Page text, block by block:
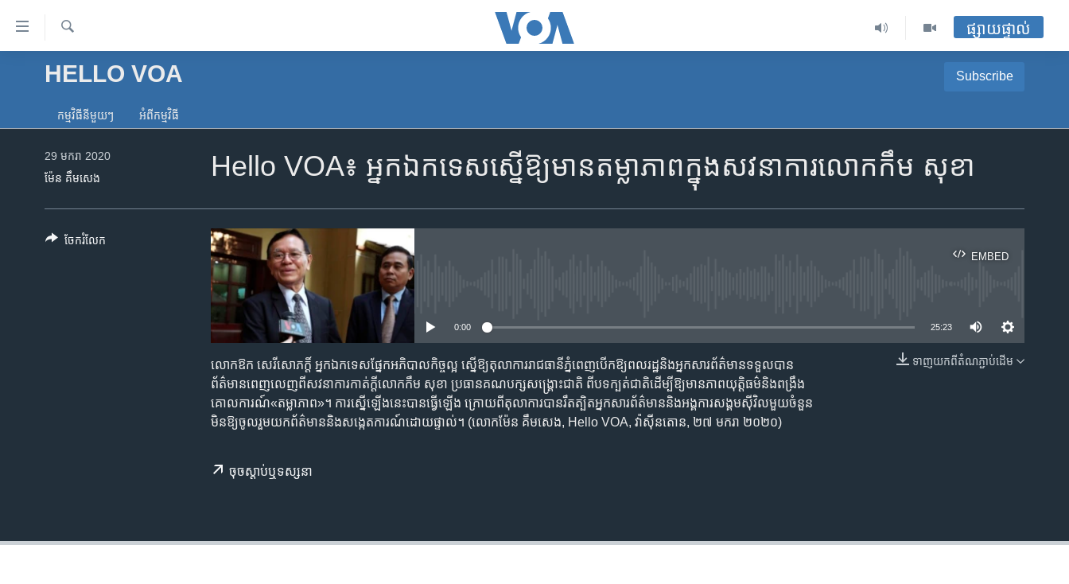
ទៅ​
គេហទំព័រ​
ទាក់ទង
និង​អាមេរិក
ហេឡូវីអូអេ
ព្រឹត្តិការណ៍ព័ត៌មាន
រក
ផ្សាយផ្ទាល់
HELLO VOA Subscribe
Apple Podcasts
ទទួល​​​សេវា​​​ Podcast
កម្មវិធី​នីមួយៗ អំពី​កម្មវិធី​
Hello VOA៖ អ្នក​ឯកទេស​ស្នើ​ឱ្យ​មាន​តម្លាភាព​ក្នុង​សវនាការ​លោក​កឹម សុខា
29 មករា 2020
ម៉ែន គឹមសេង
EMBED
EMBED
0:00 25:23
ទាញ​យក​ពី​តំណភ្ជាប់​ដើម
លោកឱក សេរីសោភក្តិ៍ អ្នកឯកទេស​ផ្នែក​អភិបាលកិច្ច​ល្អ ​ស្នើ​ឱ្យ​តុលាការ​រាជធានី​ភ្នំពេញ​បើក​ឱ្យ​ពលរដ្ឋ​និង​អ្នកសារព័ត៌មាន​ទទួល​បាន​
ព័ត៌មាន​ពេញលេញ​ពី​​សវនាការ​​កាត់​ក្តី​លោក​កឹម សុខា ​ប្រធាន​គណបក្ស​សង្គ្រោះជាតិ​ ពី​បទ​ក្បត់ជាតិ​ដើម្បី​ឱ្យ​មាន​ភាព​យុត្តិធម៌​​និង​ពង្រឹង​
គោលការណ៍​«តម្លាភាព‍»។ ការ​ស្នើ​ឡើង​នេះ​បាន​ធ្វើឡើង ក្រោយពី​តុលាការ​បាន​រឹតត្បិត​អ្នក​សារព័ត៌មាន​និង​អង្គការ​សង្គម​ស៊ីវិល​មួយ​ចំនួន ​
មិន​ឱ្យ​ចូលរួម​យក​ព័ត៌មាន​និង​សង្កេតការណ៍​ដោយ​ផ្ទាល់។ (លោក​ម៉ែន គឹមសេង, Hello VOA, វ៉ាស៊ីនតោន, ២៧ មករា ២០២០)
ចុច​​ស្តាប់​ឬ​ទស្សនា
ចែករំលែក